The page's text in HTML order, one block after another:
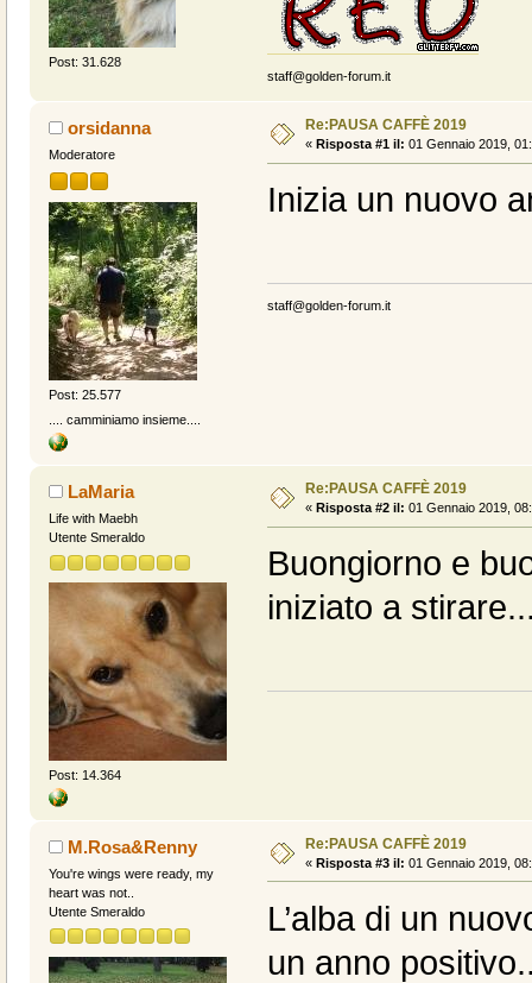
Post: 31.628
staff@golden-forum.it
orsidanna
Moderatore
Post: 25.577
.... camminiamo insieme....
Re:PAUSA CAFFÈ 2019
« Risposta #1 il: 01 Gennaio 2019,
Inizia un nuovo
staff@golden-forum.it
LaMaria
Life with Maebh
Utente Smeraldo
Post: 14.364
Re:PAUSA CAFFÈ 2019
« Risposta #2 il: 01 Gennaio 2019,
Buongiorno e
iniziato a
M.Rosa&Renny
You're wings were ready, my
heart was not..
Utente Smeraldo
Re:PAUSA CAFFÈ 2019
« Risposta #3 il: 01 Gennaio 2019,
L’alba di un
un anno